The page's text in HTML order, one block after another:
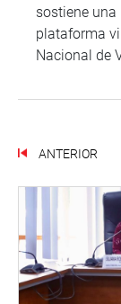
sostiene
plataforma
Nacional de
ANTERIOR